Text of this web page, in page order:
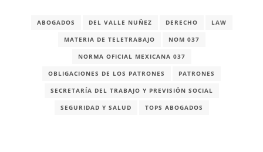
ABOGADOS DEL VALLE NUÑEZ DERECHO LAW
MATERIA DE TELETRABAJO NOM 037
NORMA OFICIAL MEXICANA 037
OBLIGACIONES DE LOS PATRONES PATRONES
SECRETARÍA DEL TRABAJO Y PREVISIÓN SOCIAL
SEGURIDAD Y SALUD TOPS ABOGADOS